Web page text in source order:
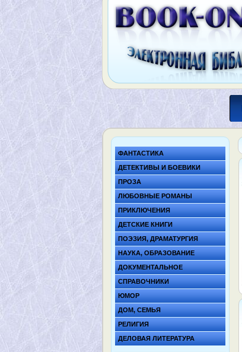
ФАНТАСТИКА
ДЕТЕКТИВЫ И БОЕВИКИ
ПРОЗА
ЛЮБОВНЫЕ РОМАНЫ
ПРИКЛЮЧЕНИЯ
ДЕТСКИЕ КНИГИ
ПОЭЗИЯ, ДРАМАТУРГИЯ
НАУКА, ОБРАЗОВАНИЕ
ДОКУМЕНТАЛЬНОЕ
СПРАВОЧНИКИ
ЮМОР
ДОМ, СЕМЬЯ
РЕЛИГИЯ
ДЕЛОВАЯ ЛИТЕРАТУРА